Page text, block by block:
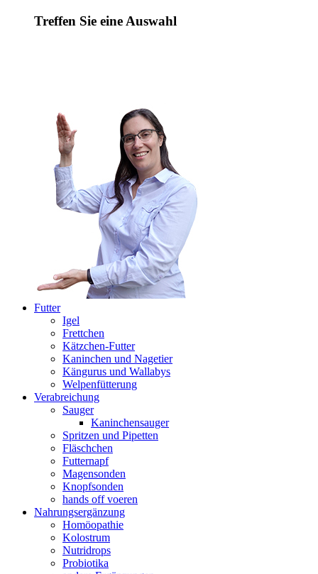
Treffen Sie eine Auswahl
Futter
Igel
Frettchen
Kätzchen-Futter
Kaninchen und Nagetier
Kängurus und Wallabys
Welpenfütterung
Verabreichung
Sauger
Kaninchensauger
Spritzen und Pipetten
Fläschchen
Futternapf
Magensonden
Knopfsonden
hands off voeren
Nahrungsergänzung
Homöopathie
Kolostrum
Nutridrops
Probiotika